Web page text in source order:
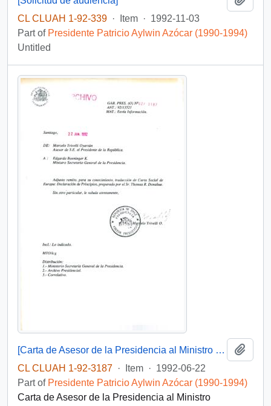
CL CLUAH 1-92-339 · Item · 1992-11-03
Part of Presidente Patricio Aylwin Azócar (1990-1994)
Untitled
[Carta de Asesor de la Presidencia al Ministro Secretario General de la Presidencia]
CL CLUAH 1-92-3187 · Item · 1992-06-22
Part of Presidente Patricio Aylwin Azócar (1990-1994)
Carta de Asesor de la Presidencia al Ministro